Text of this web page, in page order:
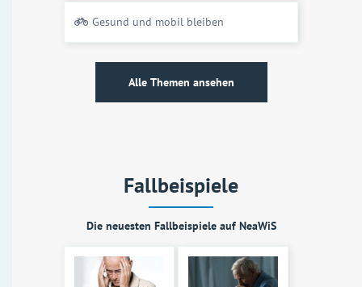
Gesund und mobil bleiben
Alle Themen ansehen
Fallbeispiele
Die neuesten Fallbeispiele auf NeaWiS